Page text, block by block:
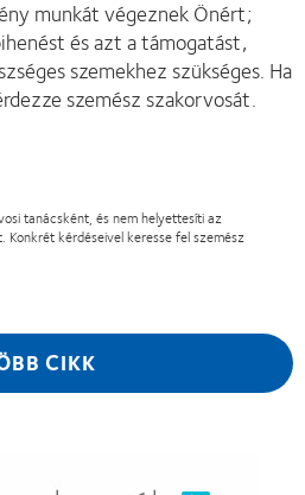
munkát végeznek Önért;
és azt a támogatást,
szemekhez szükséges. Ha
szemész szakorvosát.
tanácsként, és nem helyettesíti az
Konkrét kérdéseivel keresse fel szemész
CIKK